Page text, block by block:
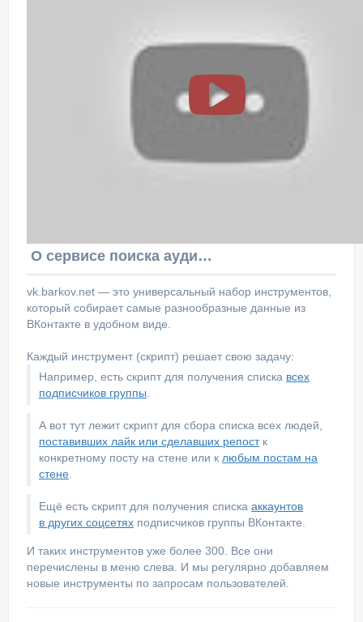
О сервисе поиска аудитории ВКонтакте
vk.barkov.net — это универсальный набор инструментов,
который собирает самые разнообразные данные из
ВКонтакте в удобном виде.
Каждый инструмент (скрипт) решает свою задачу:
Например, есть скрипт для получения списка всех
подписчиков группы
А вот тут лежит скрипт для сбора списка всех людей,
поставивших лайк или сделавших репостк
конкретному посту на стене или к любым постам на
стене
Ещё есть скрипт для получения списка аккаунтов
в других соцсетях подписчиков группы ВКонтакте.
И таких инструментов уже более 300. Все они
перечислены в меню слева. И мы регулярно добавляем
новые инструменты по запросам пользователей.